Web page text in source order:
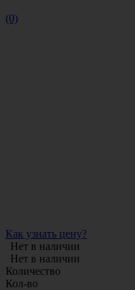
(0)
Как узнать цену?
Нет в наличии
Нет в наличии
Количество
Кол-во